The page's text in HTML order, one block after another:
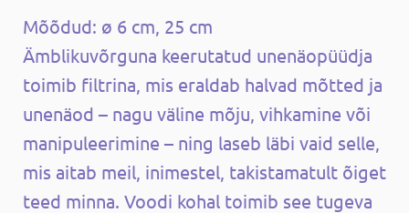
Mõõdud: ø 6 cm, 25 cm
Ämblikuvõrguna keerutatud unenäopüüdja ​​
toimib filtrina, mis eraldab halvad mõtted ja
unenäod – nagu väline mõju, vihkamine või
manipuleerimine – ning laseb läbi vaid selle,
mis aitab meil, inimestel, takistamatult õiget
teed minna. Voodi kohal toimib see tugeva